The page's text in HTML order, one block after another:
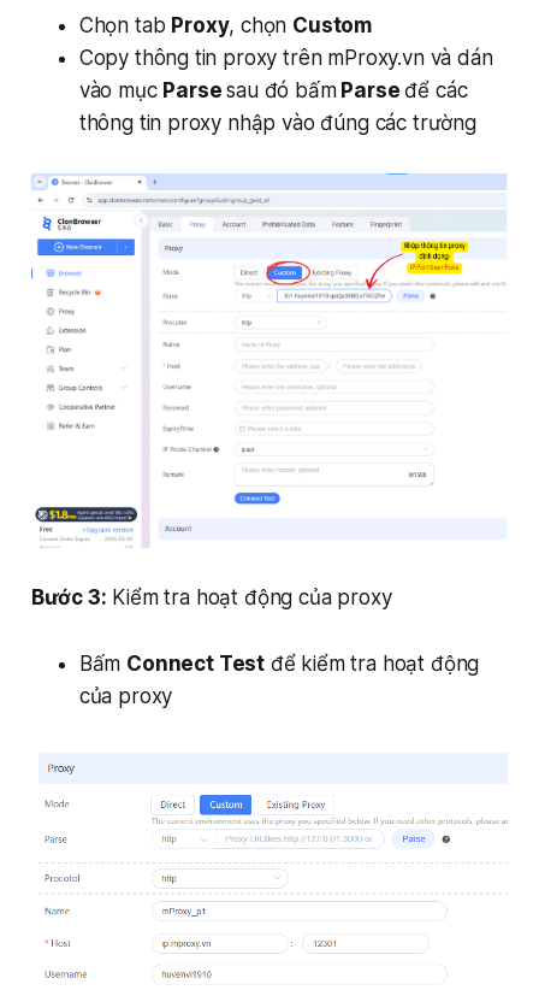
Chọn tab Proxy, chọn Custom
Copy thông tin proxy trên mProxy.vn và dán
vào mục Parsesau đó bấmParseđể các
thông tin proxy nhập vào đúng các trường
Bước 3: Kiểm tra hoạt động của proxy
Bấm Connect Test để kiểm tra hoạt động
của proxy